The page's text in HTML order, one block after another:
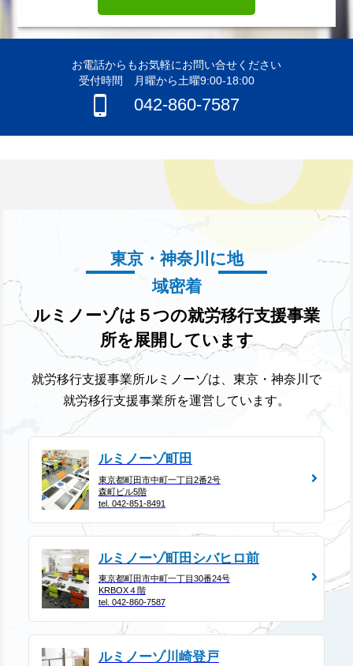
お電話からもお気軽にお問い合せください
受付時間 月曜から土曜9:00-18:00
042-860-7587
東京・神奈川に地
域密着
ルミノーゾは５つの就労移行支援事業
所を展開しています
就労移行支援事業所ルミノーゾは、東京・神奈川で
就労移行支援事業所を運営しています。
ルミノーゾ町田
東京都町田市中町一丁目2番2号
森町ビル5階
tel. 042-851-8491
ルミノーゾ町田シバヒロ前
東京都町田市中町一丁目30番24号
KRBOX４階
tel. 042-860-7587
ルミノーゾ川崎登戸